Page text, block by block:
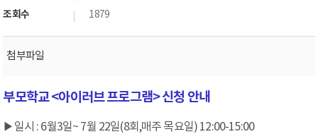
조회수 1879
첨부파일
부모학교 <아이러브 프로그램> 신청 안내
▶일시 : 6월3일~ 7월 22일(8회,매주 목요일) 12:00-15:00